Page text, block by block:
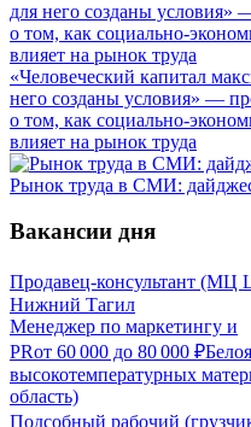
«Человеческий капитал
него созданы условия» —
о том, как социально-
влияет на рынок труда
Рынок труда в СМИ:
Вакансии дня
Продавец-консультант (МЦ
Нижний Тагил
Менеджер по маркетингу и
PRот 60 000 до 80 000 ₽
высокотемпературных
область)
Подсобный рабочий